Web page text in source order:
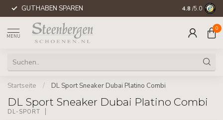
GUTHABEN SPAREN WELTWEITE
4.8 /5.0
MENU
0
Startseite / DL Sport Sneaker Dubai Platino Combi
DL Sport Sneaker Dubai Platino Combi
DL-SPORT